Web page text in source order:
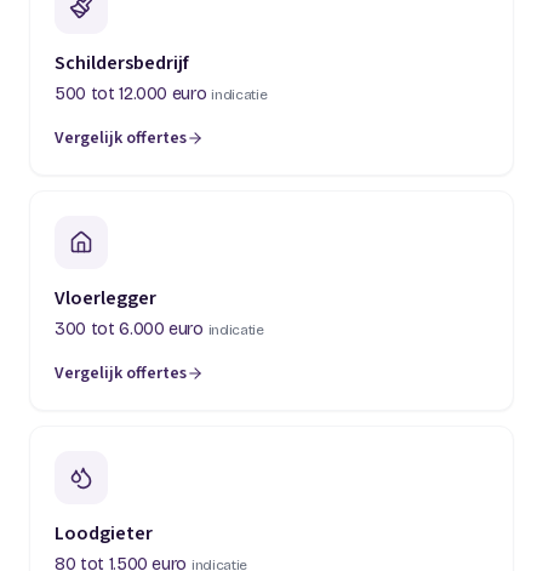
Schildersbedrijf
500 tot 12.000 euro indicatie
Vergelijk offertes
(opent in een nieuw tabblad)
Vloerlegger
300 tot 6.000 euro indicatie
Vergelijk offertes
(opent in een nieuw tabblad)
Loodgieter
80 tot 1.500 euro indicatie